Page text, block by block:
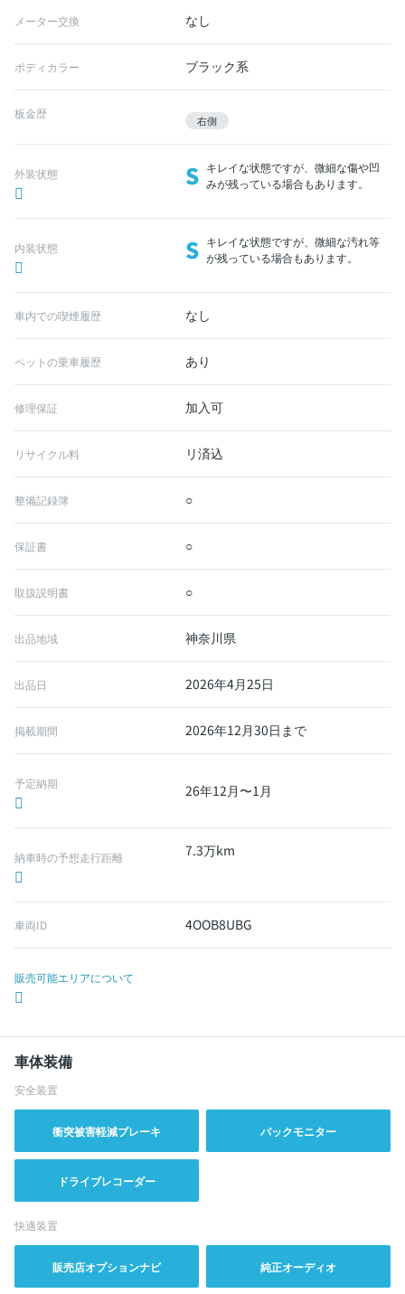
メーター交換 なし
ボディカラー ブラック系
板金歴 右側
外装状態 S キレイな状態ですが、微細な傷や凹
みが残っている場合もあります。
内装状態 S キレイな状態ですが、微細な汚れ等
が残っている場合もあります。
車内での喫煙履歴 なし
ペットの乗車履歴 あり
修理保証 加入可
リサイクル料 リ済込
整備記録簿 ○
保証書 ○
取扱説明書 ○
出品地域 神奈川県
出品日 2026年4月25日
掲載期間 2026年12月30日まで
予定納期 26年12月〜1月
納車時の予想走行距離 7.3万km
車両ID 4OOB8UBG
販売可能エリアについて
車体装備
安全装置
衝突被害軽減ブレーキ バックモニター
ドライブレコーダー
快適装置
販売店オプションナビ 純正オーディオ